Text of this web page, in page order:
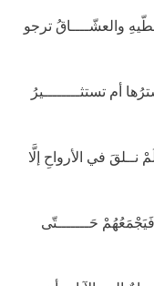
والعشّــــاقُ ترجو
أم تستثــــــــيرُ
في الأرواحِ إلَّا
حَـــــــتّى